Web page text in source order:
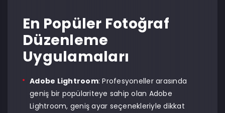
En Popüler Fotoğraf
Düzenleme
Uygulamaları
Adobe Lightroom: Profesyoneller arasında
geniş bir popülariteye sahip olan Adobe
Lightroom, geniş ayar seçenekleriyle dikkat